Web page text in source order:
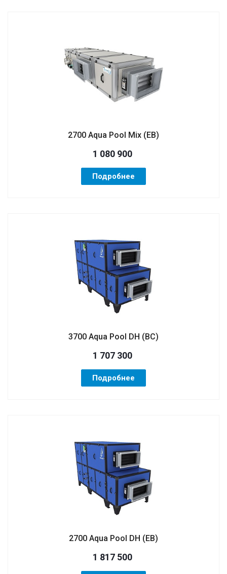
2700 Aqua Pool Mix (ЕВ)
1 080 900
Подробнее
3700 Aqua Pool DH (ВС)
1 707 300
Подробнее
2700 Aqua Pool DH (ЕВ)
1 817 500